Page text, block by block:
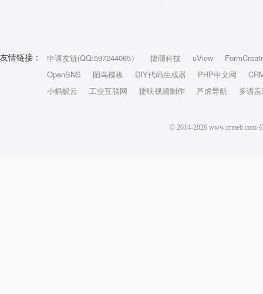
友情链接： 申请友链(QQ:597244065） 捷顺科技 uView
OpenSNS
图鸟模板 DIY代码生成器 PHP中文网
小蚂蚁云
工业互联网 捷映视频制作 芦虎导航 多语
© 2014-2026